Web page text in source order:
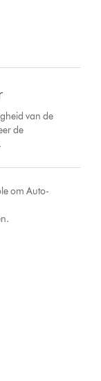
van de
de
om Auto-